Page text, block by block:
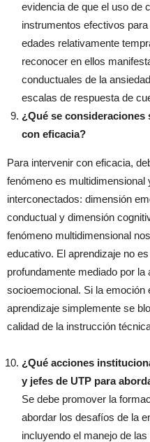
evidencia de que el uso de
instrumentos efectivos
edades relativamente
reconocer en ellos
conductuales de la
escalas de respuesta de
¿Qué se
con eficacia?
Para intervenir con eficacia,
fenómeno es
interconectados: dimensión
conductual y dimensión
fenómeno multidimensional
educativo. El aprendizaje no
profundamente mediado por
socioemocional. Si la emoción
aprendizaje simplemente se
calidad de la instrucción
¿Qué acciones
y jefes de UTP para
Se debe promover la
abordar los desafíos de la
incluyendo el manejo de